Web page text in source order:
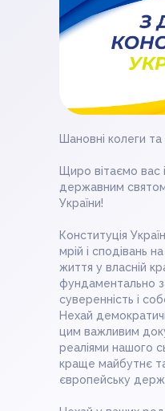
Шановні колеги та
Щиро вітаємо вас
державним
України!
Конституція
мрій і сподівань
життя у власній
фундаментально
суверенність і
Нехай
цим важливим
реаліями нашого
краще майбутнє
європейську